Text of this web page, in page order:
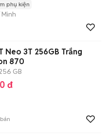
phụ kiện
Minh
Neo 3T 256GB Trắng
870
GB
đ